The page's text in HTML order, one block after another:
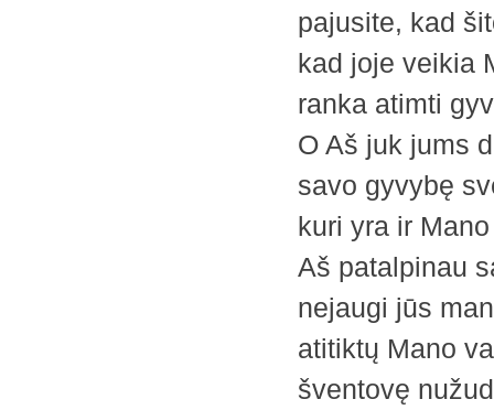
pajusite, kad
kad joje veikia
ranka atimti
O Aš juk jums
savo gyvybę
kuri yra ir
Aš patalpinau
nejaugi jūs
atitiktų Mano
šventovę